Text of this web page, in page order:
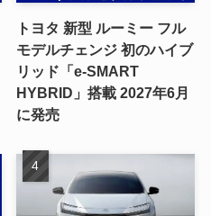
トヨタ 新型 ルーミー フル
モデルチェンジ 初のハイブ
リッド「e-SMART
HYBRID」搭載 2027年6月
に発売